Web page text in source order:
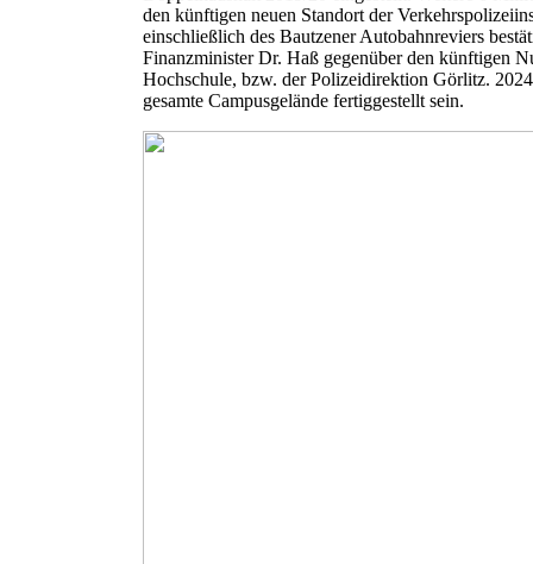
den künftigen neuen Standort der
einschließlich des Bautzener Autobahnreviers
Finanzminister Dr. Haß gegenüber den künftigen
Hochschule, bzw. der Polizeidirektion Görlitz.
gesamte Campusgelände fertiggestellt sein.